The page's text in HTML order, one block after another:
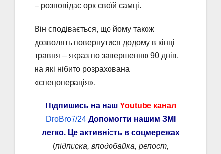
– розповідає орк своїй самці.
Він сподівається, що йому також
дозволять повернутися додому в кінці
травня – якраз по завершенню 90 днів,
на які нібито розрахована
«спецоперація».
Підпишись на наш Youtube канал
DroBro7/24 Допомогти нашим ЗМІ
легко. Це активність в соцмережах
(підписка, вподобайка, репост,